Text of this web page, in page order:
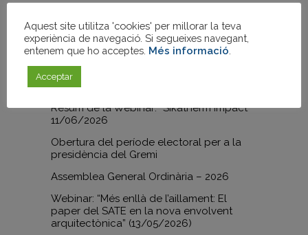
2026
Resum de la Webinar “Objectiu 2028: Com
transformarà el teu negoci constructiu”
30/06/2026
Resum de la Webinar: “Sikatherm Impact”
11/06/2026
Obertura del període electoral per a la
presidència del Gremi
Assemblea General Ordinària – 2026
Webinar: “Més enllà de l’aillament: El
paper del SATE en la nova envolvent
arquitectònica” (13/05/2026)
Aquest site utilitza 'cookies' per millorar la teva
experiència de navegació. Si segueixes navegant,
entenem que ho acceptes. Més informació
Acceptar